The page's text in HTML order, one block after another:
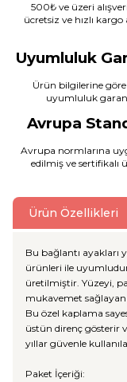
500₺ ve üzeri
ücretsiz ve hızlı kargo
Uyumluluk
Ürün bilgilerine göre
uyumluluk
Avrupa
Avrupa normlarına
edilmiş ve sertifikalı
Ürün Özellikleri
Bu bağlantı ayakları
ürünleri ile
üretilmiştir. Yüzeyi,
mukavemet
Bu özel kaplama
üstün direnç gösterir
yıllar güvenle
Paket İçeriği: